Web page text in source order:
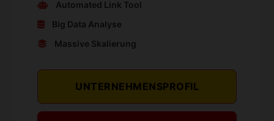
Automated Link Tool
Big Data Analyse
Massive Skalierung
UNTERNEHMENSPROFIL